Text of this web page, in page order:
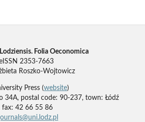
Folia Oeconomica
2353-7663
Roszko-Wojtowicz
Press (website)
34A, postal code: 90-237, town: Łódź
fax: 42 66 55 86